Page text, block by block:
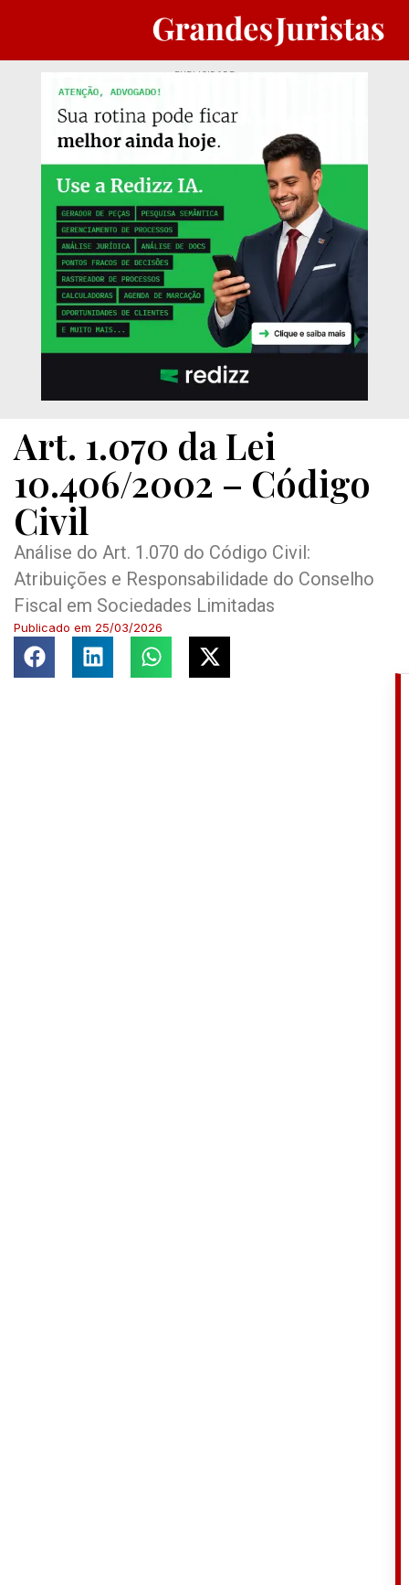
PUBLICIDADE
Art. 1.070 da Lei
10.406/2002 – Código
Civil
Análise do Art. 1.070 do Código Civil:
Atribuições e Responsabilidade do Conselho
Fiscal em Sociedades Limitadas
Publicado em 25/03/2026